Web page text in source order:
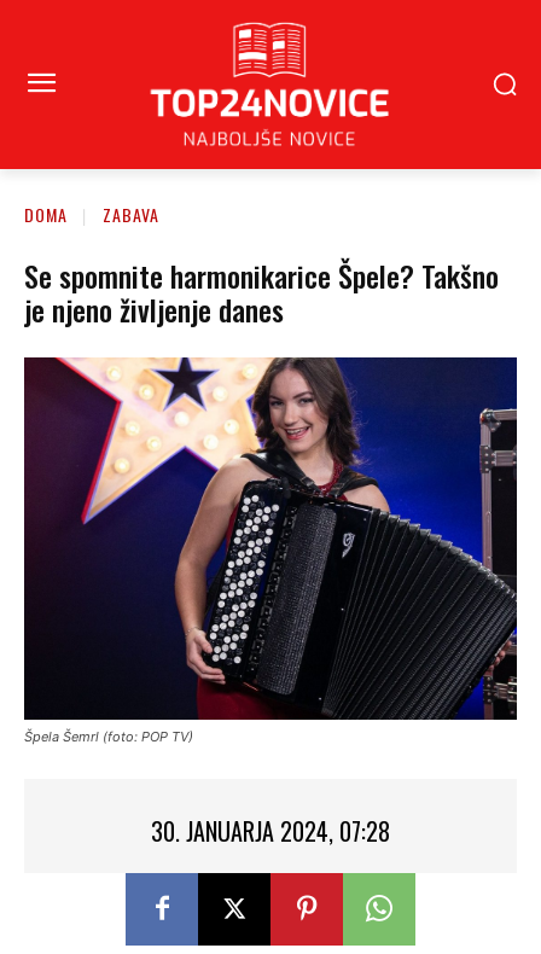
DOMA ZABAVA
Se spomnite harmonikarice Špele? Takšno
je njeno življenje danes
Špela Šemrl (foto: POP TV)
30. JANUARJA 2024, 07:28